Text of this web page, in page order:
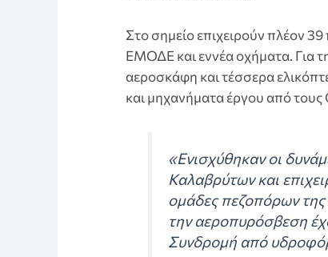
Στο σημείο επιχειρούν πλέον
ΕΜΟΔΕ και εννέα οχήματα. Για
αεροσκάφη και τέσσερα
και μηχανήματα έργου από
«Ενισχύθηκαν οι
Καλαβρύτων και
ομάδες πεζοπόρων
την αεροπυρόσβεση
Συνδρομή από